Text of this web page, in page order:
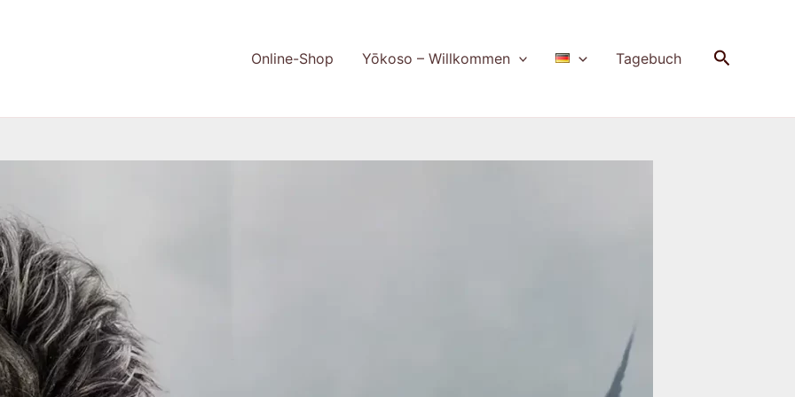
Online-Shop Yōkoso – Willkommen Tagebuch Suchen